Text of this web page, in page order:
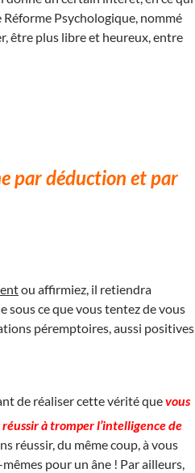
Psychologique, nommé
être plus libre et heureux, entre
par déduction et par
ou affirmiez, il retiendra
sous ce que vous tentez de vous
péremptoires, aussi positives
de réaliser cette vérité quevous
réussir à tromper l’intelligence de
réussir, du même coup, à vous
pour un âne ! Par ailleurs,